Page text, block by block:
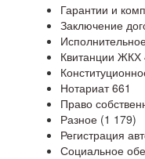
Гарантии и
Заключение
Квитанции ЖКХ
Нотариат661
Право
Разное (1 179)
Регистрация
Социальное